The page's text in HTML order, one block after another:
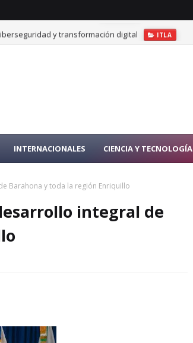
y transformación digital ITLA
INTERNACIONALES CIENCIA Y TECNOLOGÍA
Barahona y toda la región Enriquillo
integral de